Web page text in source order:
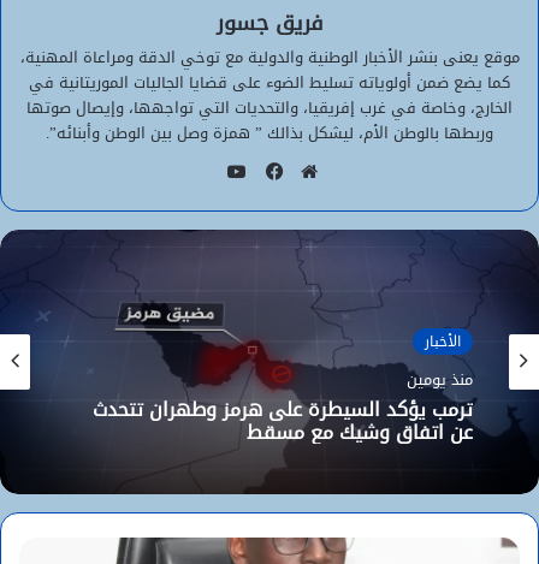
فريق جسور
موقع يعنى بنشر الأخبار الوطنية والدولية مع توخي الدقة ومراعاة المهنية،
كما يضع ضمن أولوياته تسليط الضوء على قضايا الجاليات الموريتانية في
الخارج، وخاصة في غرب إفريقيا، والتحديات التي تواجهها، وإيصال صوتها
وربطها بالوطن الأم، ليشكل بذالك ” همزة وصل بين الوطن وأبنائه”.
الويب
الأخبار
منذ يومين
ترمب يؤكد السيطرة على هرمز وطهران تتحدث
عن اتفاق وشيك مع مسقط